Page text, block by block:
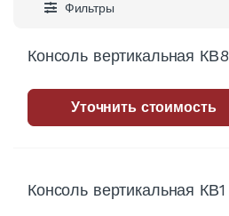
Фильтры
Консоль вертикальная КВ8
Уточнить стоимость
Консоль вертикальная КВ1